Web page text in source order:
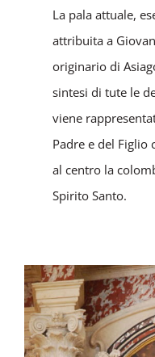
La pala attuale,
attribuita a
originario di
sintesi di tute le
viene
Padre e del Figlio
al centro la
Spirito Santo.